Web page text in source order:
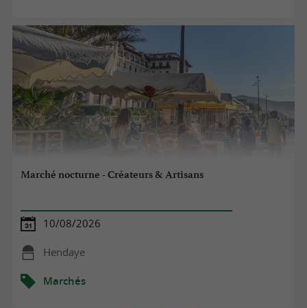
Marché nocturne - Créateurs & Artisans
10/08/2026
Hendaye
Marchés